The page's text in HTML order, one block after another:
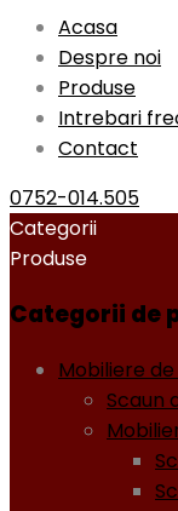
Acasa
Despre noi
Produse
Intrebari
Contact
0752-014.505
Categorii
Produse
Categorii de
Mobiliere
Scaun